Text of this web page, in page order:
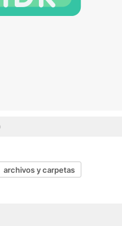
archivos y carpetas